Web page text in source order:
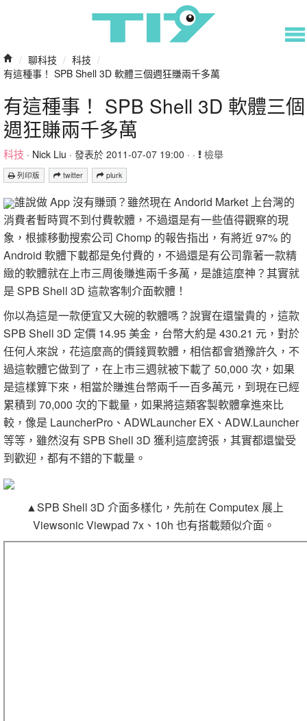
/ 聊科技 / 科技 /
有這種事！ SPB Shell 3D 軟體三個週狂賺兩千多萬
有這種事！ SPB Shell 3D 軟體三個
週狂賺兩千多萬
科技 · Nick Liu · 發表於 2011-07-07 19:00 · · 檢舉
列印版 twitter plurk
誰說做 App 沒有賺頭？雖然現在 Andorid Market 上台灣的
消費者暫時買不到付費軟體，不過還是有一些值得觀察的現
象，根據移動搜索公司 Chomp 的報告指出，有將近 97% 的
Android 軟體下載都是免付費的，不過還是有公司靠著一款精
緻的軟體就在上市三周後賺進兩千多萬，是誰這麼神？其實就
是 SPB Shell 3D 這款客制介面軟體！
你以為這是一款便宜又大碗的軟體嗎？說實在還蠻貴的，這款
SPB Shell 3D 定價 14.95 美金，台幣大約是 430.21 元，對於
任何人來說，花這麼高的價錢買軟體，相信都會猶豫許久，不
過這軟體它做到了，在上市三週就被下載了 50,000 次，如果
是這樣算下來，相當於賺進台幣兩千一百多萬元，到現在已經
累積到 70,000 次的下載量，如果將這類客製軟體拿進來比
較，像是 LauncherPro、ADWLauncher EX、ADW.Launcher
等等，雖然沒有 SPB Shell 3D 獲利這麼誇張，其實都還蠻受
到歡迎，都有不錯的下載量。
▲SPB Shell 3D 介面多樣化，先前在 Computex 展上
Viewsonic Viewpad 7x、10h 也有搭載類似介面。